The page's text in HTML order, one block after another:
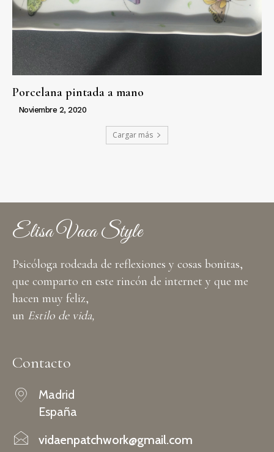
Porcelana pintada a mano
Noviembre 2, 2020
Cargar más
Elisa Vaca Style
Psicóloga rodeada de reflexiones y cosas bonitas,
que comparto en este rincón de internet y que me
hacen muy feliz,
un Estilo de vida,
Contacto
Madrid
España
vidaenpatchwork@gmail.com